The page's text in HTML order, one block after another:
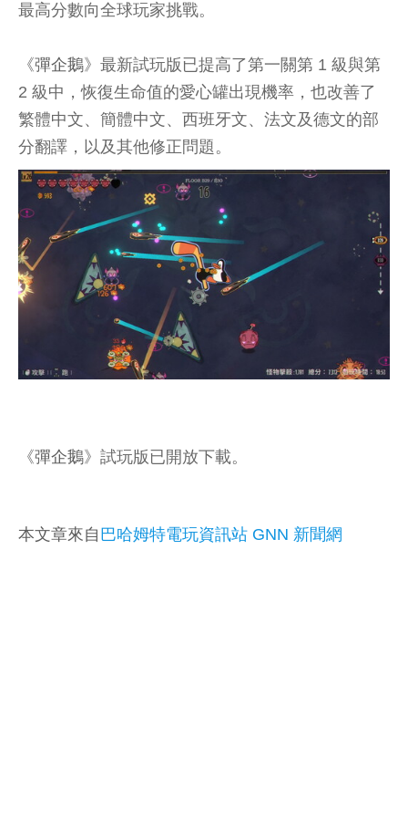
最高分數向全球玩家挑戰。
《彈企鵝》最新試玩版已提高了第一關第 1 級與第
2 級中，恢復生命值的愛心罐出現機率，也改善了
繁體中文、簡體中文、西班牙文、法文及德文的部
分翻譯，以及其他修正問題。
《彈企鵝》試玩版已開放下載。
本文章來自 巴哈姆特電玩資訊站 GNN 新聞網